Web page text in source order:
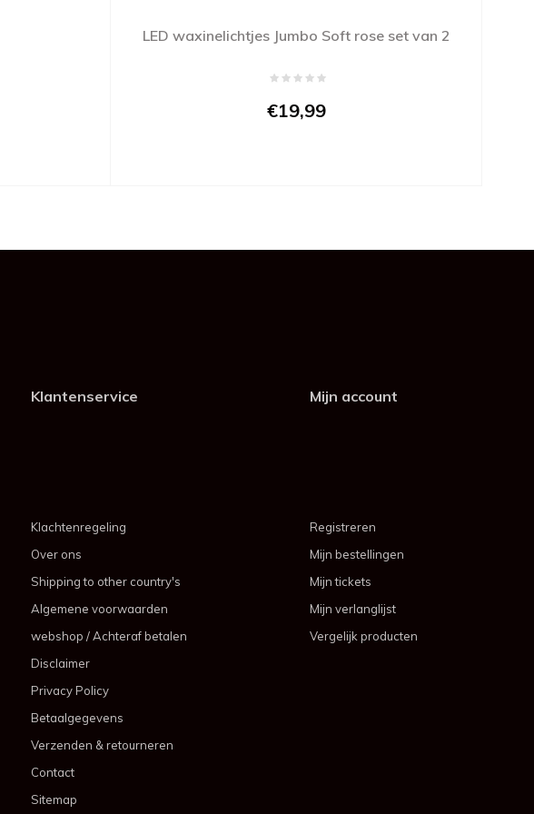
LED waxinelichtjes Jumbo Soft rose set van 2
€19,99
Klantenservice
Klachtenregeling
Over ons
Shipping to other country's
Algemene voorwaarden
webshop / Achteraf betalen
Disclaimer
Privacy Policy
Betaalgegevens
Verzenden & retourneren
Contact
Sitemap
Mijn account
Registreren
Mijn bestellingen
Mijn tickets
Mijn verlanglijst
Vergelijk producten